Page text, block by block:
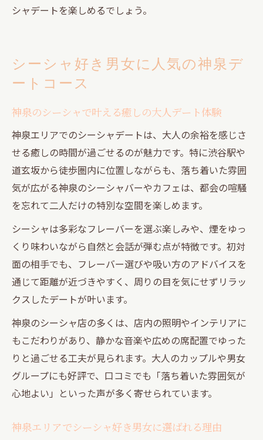
シャデートを楽しめるでしょう。
シーシャ好き男女に人気の神泉デ
ートコース
神泉のシーシャで叶える癒しの大人デート体験
神泉エリアでのシーシャデートは、大人の余裕を感じさ
せる癒しの時間が過ごせるのが魅力です。特に渋谷駅や
道玄坂から徒歩圏内に位置しながらも、落ち着いた雰囲
気が広がる神泉のシーシャバーやカフェは、都会の喧騒
を忘れて二人だけの特別な空間を楽しめます。
シーシャは多彩なフレーバーを選ぶ楽しみや、煙をゆっ
くり味わいながら自然と会話が弾む点が特徴です。初対
面の相手でも、フレーバー選びや吸い方のアドバイスを
通じて距離が近づきやすく、周りの目を気にせずリラッ
クスしたデートが叶います。
神泉のシーシャ店の多くは、店内の照明やインテリアに
もこだわりがあり、静かな音楽や広めの席配置でゆった
りと過ごせる工夫が見られます。大人のカップルや男女
グループにも好評で、口コミでも「落ち着いた雰囲気が
心地よい」といった声が多く寄せられています。
神泉エリアでシーシャ好き男女に選ばれる理由